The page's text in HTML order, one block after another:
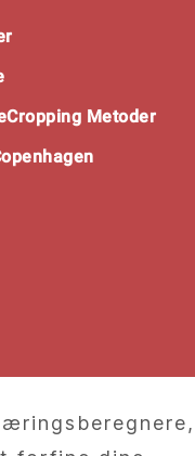
Metoder